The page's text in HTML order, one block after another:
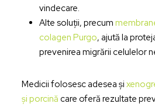
vindecare.
Alte soluții, precum
colagen Purgo, ajută la
prevenirea migrării celulelor
Medicii folosesc adesea și
și porcină care oferă rezultate